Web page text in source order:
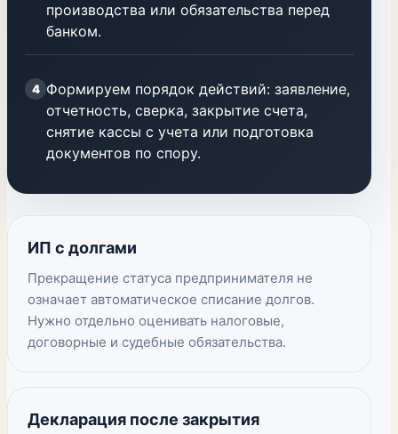
производства или обязательства перед
банком.
4 Формируем порядок действий: заявление,
отчетность, сверка, закрытие счета,
снятие кассы с учета или подготовка
документов по спору.
ИП с долгами
Прекращение статуса предпринимателя не
означает автоматическое списание долгов.
Нужно отдельно оценивать налоговые,
договорные и судебные обязательства.
Декларация после закрытия